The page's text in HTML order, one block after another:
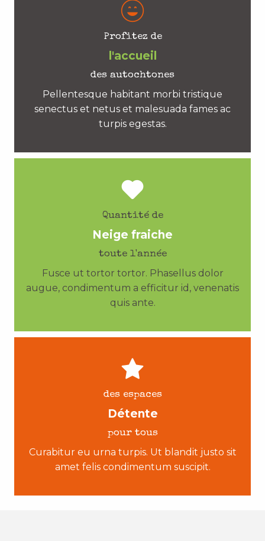
Profitez de
l'accueil
des autochtones
Pellentesque habitant morbi tristique
senectus et netus et malesuada fames ac
turpis egestas.
Quantité de
Neige fraiche
toute l'année
Fusce ut tortor tortor. Phasellus dolor
augue, condimentum a efficitur id, venenatis
quis ante.
des espaces
Détente
pour tous
Curabitur eu urna turpis. Ut blandit justo sit
amet felis condimentum suscipit.